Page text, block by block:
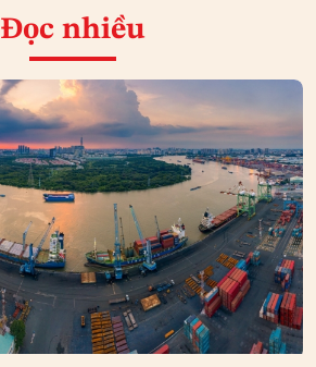
Đọc nhiều